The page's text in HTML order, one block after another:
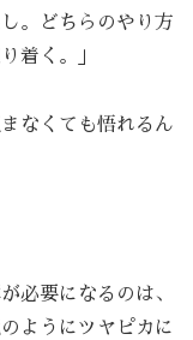
。どちらのやり方
着く。」
なくても悟れるん
必要になるのは、
ようにツヤピカに